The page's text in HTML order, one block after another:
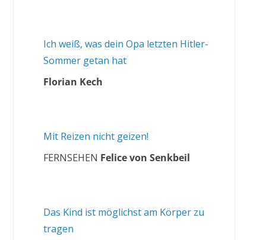
Ich weiß, was dein Opa letzten Hitler-
Sommer getan hat
Florian Kech
Mit Reizen nicht geizen!
FERNSEHEN Felice von Senkbeil
Das Kind ist möglichst am Körper zu
tragen